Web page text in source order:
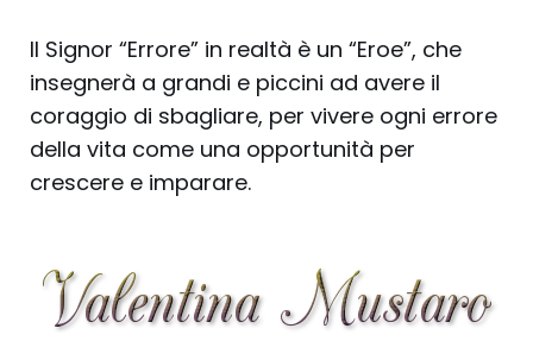
Il Signor “Errore” in realtà è un “Eroe”, che
insegnerà a grandi e piccini ad avere il
coraggio di sbagliare, per vivere ogni errore
della vita come una opportunità per
crescere e imparare.